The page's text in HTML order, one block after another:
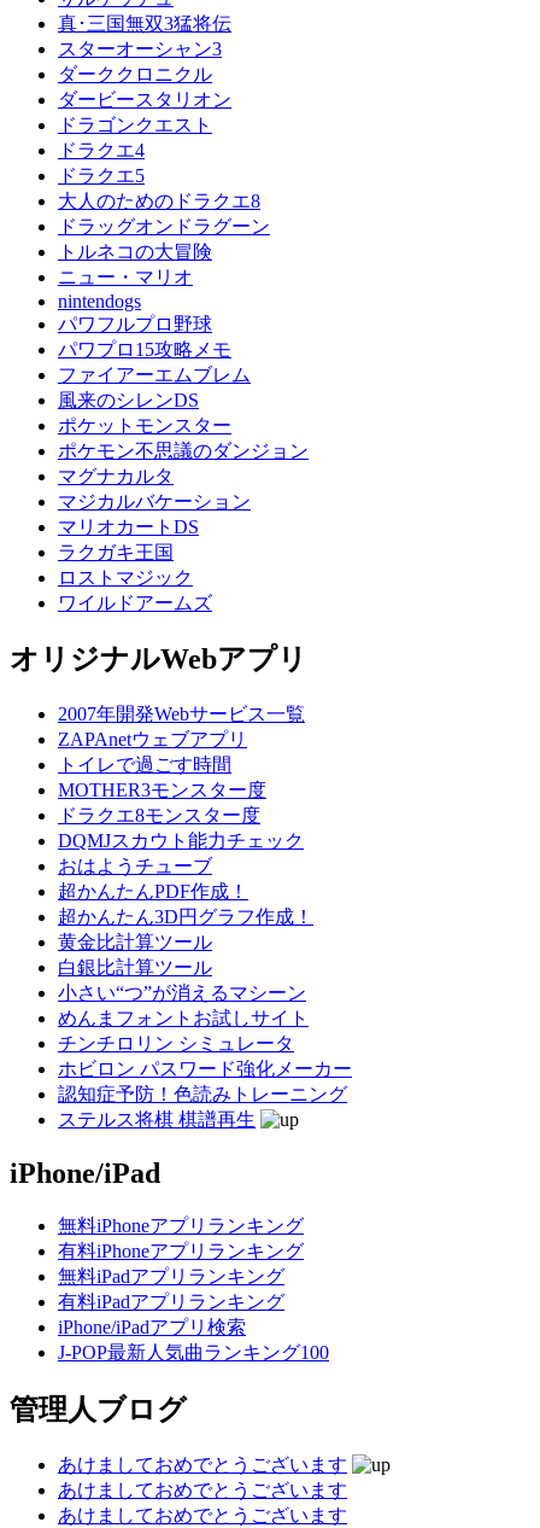
真･三国無双3猛将伝
スターオーシャン3
ダーククロニクル
ダービースタリオン
ドラゴンクエスト
ドラクエ4
ドラクエ5
大人のためのドラクエ8
ドラッグオンドラグーン
トルネコの大冒険
ニュー・マリオ
nintendogs
パワフルプロ野球
パワプロ15攻略メモ
ファイアーエムブレム
風来のシレンDS
ポケットモンスター
ポケモン不思議のダンジョン
マグナカルタ
マジカルバケーション
マリオカートDS
ラクガキ王国
ロストマジック
ワイルドアームズ
オリジナルWebアプリ
2007年開発Webサービス一覧
ZAPAnetウェブアプリ
トイレで過ごす時間
MOTHER3モンスター度
ドラクエ8モンスター度
DQMJスカウト能力チェック
おはようチューブ
超かんたんPDF作成！
超かんたん3D円グラフ作成！
黄金比計算ツール
白銀比計算ツール
小さい“つ”が消えるマシーン
めんまフォントお試しサイト
チンチロリン シミュレータ
ホビロン パスワード強化メーカー
認知症予防！色読みトレーニング
ステルス将棋 棋譜再生
iPhone/iPad
無料iPhoneアプリランキング
有料iPhoneアプリランキング
無料iPadアプリランキング
有料iPadアプリランキング
iPhone/iPadアプリ検索
J-POP最新人気曲ランキング100
管理人ブログ
あけましておめでとうございます
あけましておめでとうございます
あけましておめでとうございます